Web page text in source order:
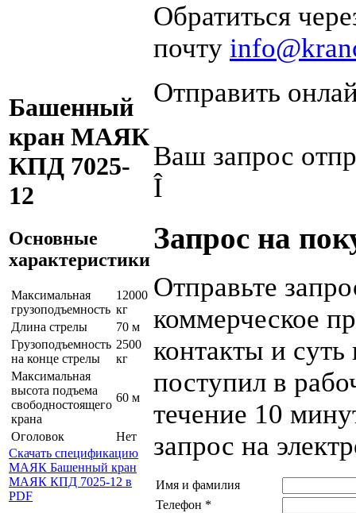
Башенный
кран МАЯК
КПД 7025-
12
Основные
характеристики
Максимальная
грузоподъемность
12000
кг
Длина стрелы
70 м
Грузоподъемность
на конце стрелы
2500
кг
Максимальная
высота подъема
свободностоящего
крана
60 м
Оголовок
Нет
Скачать спецификацию
МАЯК Башенный кран
МАЯК КПД 7025-12 в
PDF
Обратиться
почту
Отправить
Ваш запрос
Î
Запрос на
Отправьте
коммерческое
контакты и
поступил в
течение 10
запрос на
Имя и фамилия
Телефон *